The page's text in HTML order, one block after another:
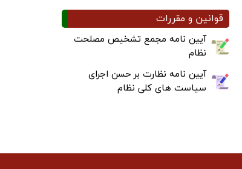
قوانین و مقررات
آیین نامه مجمع تشخیص مصلحت
نظام
آیین نامه نظارت بر حسن اجرای
سیاست های کلی نظام